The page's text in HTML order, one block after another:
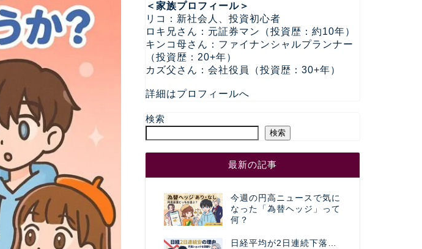
＜家族プロフィール＞
リコ：新社会人、投資初心者
ロキ兄さん：元証券マン（投資歴：約10年）
キンコ母さん：ファイナンシャルプランナー
（投資歴：20+年）
カズ父さん：会社役員（投資歴：30+年）
詳細はプロフィールへ
検索
検索
最新の記事
今週の円高ニュースで気に
なった「為替ヘッジ」って
何？
日経平均が2日連続下落…